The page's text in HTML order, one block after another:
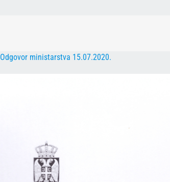
Odgovor ministarstva 15.07.2020.